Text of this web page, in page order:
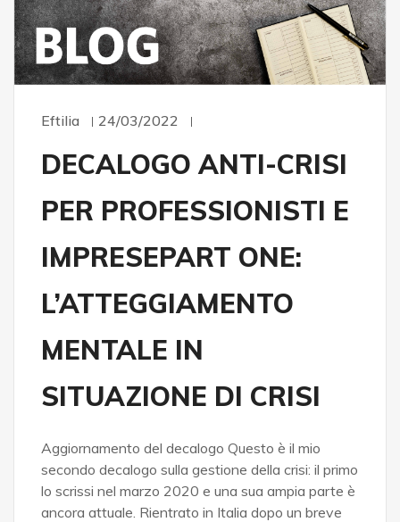
Eftilia 24/03/2022
DECALOGO ANTI-CRISI
PER PROFESSIONISTI E
IMPRESEPART ONE:
L’ATTEGGIAMENTO
MENTALE IN
SITUAZIONE DI CRISI
Aggiornamento del decalogo Questo è il mio
secondo decalogo sulla gestione della crisi: il primo
lo scrissi nel marzo 2020 e una sua ampia parte è
ancora attuale. Rientrato in Italia dopo un breve